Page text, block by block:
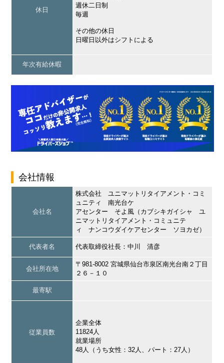
休日
週休二日制
毎週
その他の休日
日曜日以外はシフトによる
年次有給休暇
会社情報
会社名
株式会社 ユニマットリタイアメント・コミ
ュニティ 南光台ケ
アセンター そよ風（カブシキガイシャ ユ
ニマットリタイアメント・コミュニテ
ィ ナンコウダイケアセンター ソヨカゼ）
代表者名 代表取締役社長：中川 清彦
会社所在地
〒981-8002 宮城県仙台市泉区南光台南２丁目
２６－１０
最寄駅
従業員数
企業全体
11824人
就業場所
48人（うち女性：32人、パート：27人）